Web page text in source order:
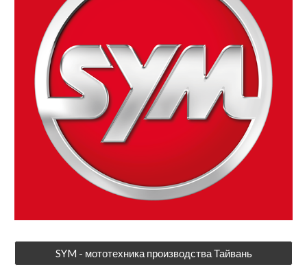
SYM - мототехника производства Тайвань